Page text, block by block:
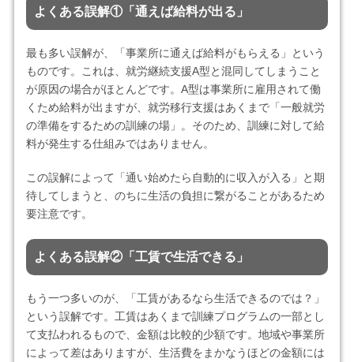
よくある誤解①「通えば給料が出る」
最も多い誤解が、「事業所に通えば給料がもらえる」という
ものです。これは、就労継続支援A型と混同してしまうこと
が原因の場合がほとんどです。A型は事業所に雇用されて働
くため給料が出ますが、就労移行支援はあくまで「一般就労
の準備をするための訓練の場」。そのため、訓練に対して給
料が発生する仕組みではありません。
この誤解によって「通い始めたら自動的に収入が入る」と期
待してしまうと、のちに生活の負担に繋がることがあるため
要注意です。
よくある誤解②「工賃で生活できる」
もう一つ多いのが、「工賃があるなら生活できるのでは？」
という誤解です。工賃はあくまで訓練プログラムの一部とし
て支払われるもので、金額は比較的少額です。地域や事業所
によって差はありますが、生活費をまかなうほどの金額には